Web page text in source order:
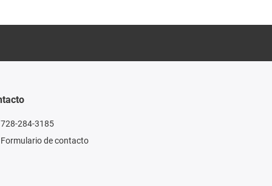
728-284-3185
Formulario de contacto